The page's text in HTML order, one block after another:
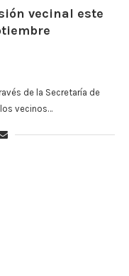
vecinal este
de la Secretaría de
vecinos…